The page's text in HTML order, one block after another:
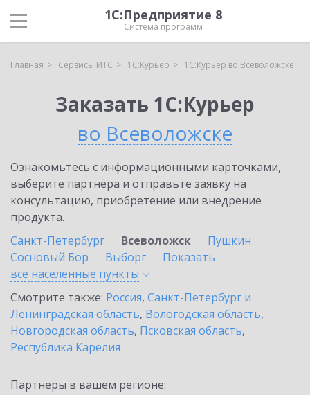
1С:Предприятие 8
Система программ
Главная Сервисы ИТС 1С:Курьер 1С:Курьер во Всеволожске
Заказать 1С:Курьер
во Всеволожске
Ознакомьтесь с информационными карточками,
выберите партнёра и отправьте заявку на
консультацию, приобретение или внедрение
продукта.
Санкт-Петербург
Всеволожск
Пушкин
Сосновый Бор
Выборг
Показать
все населенные пункты
Смотрите также: Россия, Санкт-Петербург и
Ленинградская область, Вологодская область,
Новгородская область, Псковская область,
Республика Карелия
Партнеры в вашем регионе: